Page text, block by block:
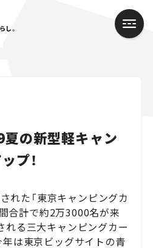
し。
夏の新型軽キャン
プ！
れた「東京キャンピングカ
合計で約2万3000名が来
れる三大キャンピングカー
年は東京ビッグサイトの青